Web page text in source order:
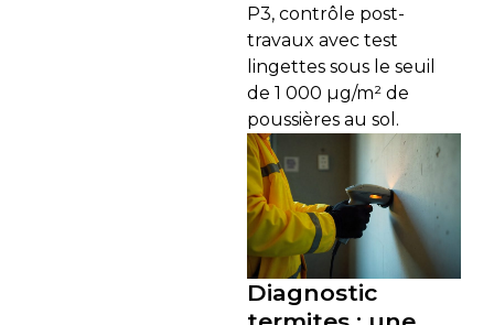
P3, contrôle post-
travaux avec test
lingettes sous le seuil
de 1 000 µg/m² de
poussières au sol.
Diagnostic